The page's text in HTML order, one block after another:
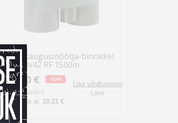
Focus kaugusmõõtja-binokkel
Track 8x42 RF 1500m
299,50 € -50%
Tavahind 599 €
Kuumakse al. 10,21 €
Lisa võrdlusesse
Laos